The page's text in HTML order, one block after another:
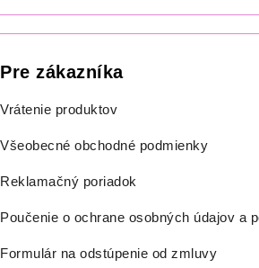
Pre zákazníka
Vrátenie produktov
Všeobecné obchodné podmienky
Reklamačný poriadok
Poučenie o ochrane osobných údajov a
Formulár na odstúpenie od zmluvy